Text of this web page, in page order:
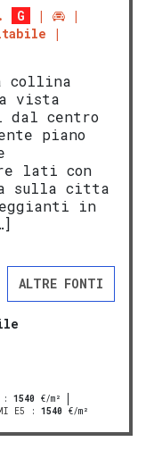
G
collina
vista
dal centro
piano
lati con
sulla citta
in
ALTRE FONTI
: 1540 €/m²
E5 : 1540 €/m²